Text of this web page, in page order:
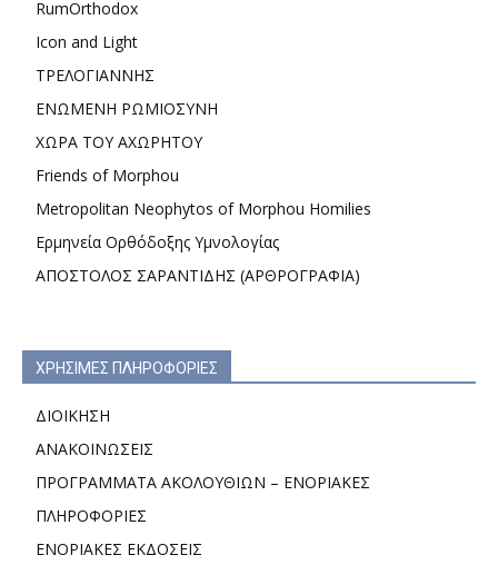
RumOrthodox
Icon and Light
ΤΡΕΛΟΓΙΑΝΝΗΣ
ΕΝΩΜΕΝΗ ΡΩΜΙΟΣΥΝΗ
ΧΩΡΑ ΤΟΥ ΑΧΩΡΗΤΟΥ
Friends of Morphou
Metropolitan Neophytos of Morphou Homilies
Ερμηνεία Ορθόδοξης Υμνολογίας
ΑΠΟΣΤΟΛΟΣ ΣΑΡΑΝΤΙΔΗΣ (ΑΡΘΡΟΓΡΑΦΙΑ)
ΧΡΗΣΙΜΕΣ ΠΛΗΡΟΦΟΡΙΕΣ
ΔΙΟΙΚΗΣΗ
ΑΝΑΚΟΙΝΩΣΕΙΣ
ΠΡΟΓΡΑΜΜΑΤΑ ΑΚΟΛΟΥΘΙΩΝ – ΕΝΟΡΙΑΚΕΣ
ΠΛΗΡΟΦΟΡΙΕΣ
ΕΝΟΡΙΑΚΕΣ ΕΚΔΟΣΕΙΣ